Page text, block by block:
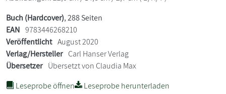
Buch (Hardcover), 288 Seiten
EAN 9783446268210
Veröffentlicht August 2020
Verlag/Hersteller Carl Hanser Verlag
Übersetzer Übersetzt von Claudia Max
Leseprobe öffnen
Leseprobe herunterladen